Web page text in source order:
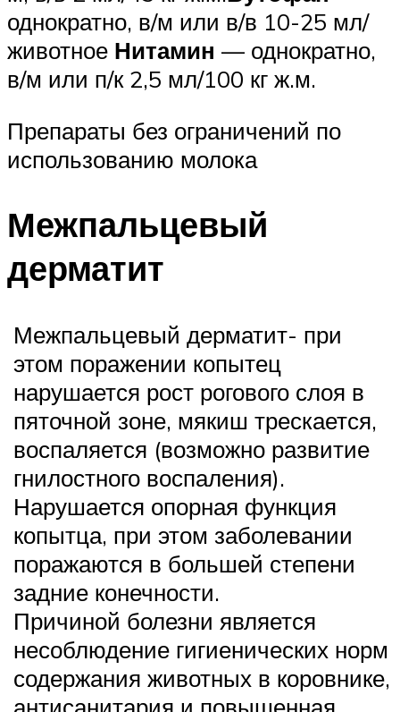
однократно, в/м или в/в 10-25 мл/
животное Нитамин — однократно,
в/м или п/к 2,5 мл/100 кг ж.м.
Препараты без ограничений по
использованию молока
Межпальцевый
дерматит
Межпальцевый дерматит- при
этом поражении копытец
нарушается рост рогового слоя в
пяточной зоне, мякиш трескается,
воспаляется (возможно развитие
гнилостного воспаления).
Нарушается опорная функция
копытца, при этом заболевании
поражаются в большей степени
задние конечности.
Причиной болезни является
несоблюдение гигиенических норм
содержания животных в коровнике,